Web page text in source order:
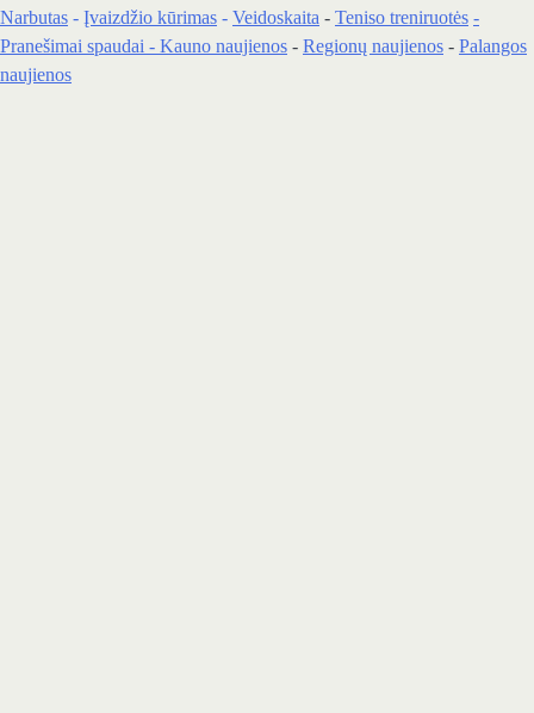
Narbutas - Įvaizdžio kūrimas - Veidoskaita - Teniso treniruotės -
Pranešimai spaudai - Kauno naujienos - Regionų naujienos - Palangos
naujienos